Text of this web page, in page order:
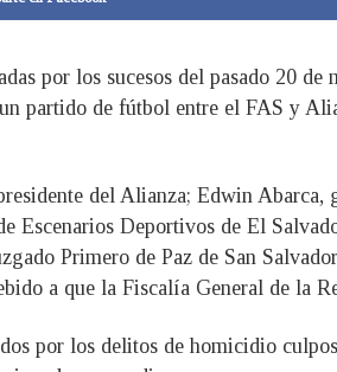
por los sucesos del pasado 20
partido de fútbol entre el FAS y
del Alianza; Edwin
Escenarios Deportivos de El
Primero de Paz de San
a que la Fiscalía General de la
por los delitos de homicidio